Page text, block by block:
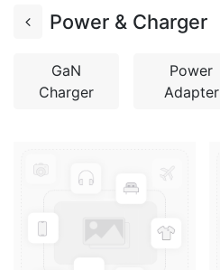
Power & Charger
GaN
Charger
Power
Adapter